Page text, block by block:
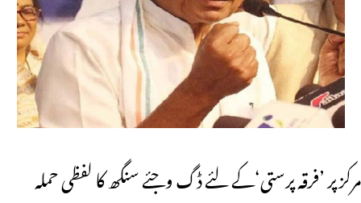
مرکز پر ’فرقہ پرستی‘کے لئے ڈگ وجئے سنگھ کا لفظی حملہ